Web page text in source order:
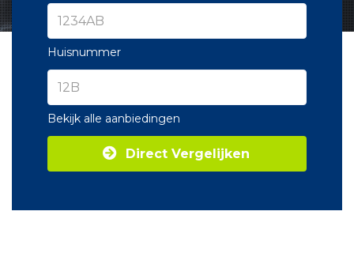
Huisnummer
Bekijk alle aanbiedingen
Direct Vergelijken